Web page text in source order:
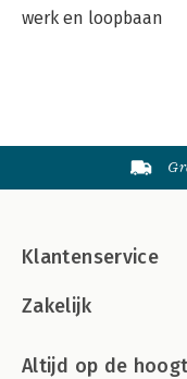
werk en loopbaan
Klantenservice
Zakelijk
Altijd op de